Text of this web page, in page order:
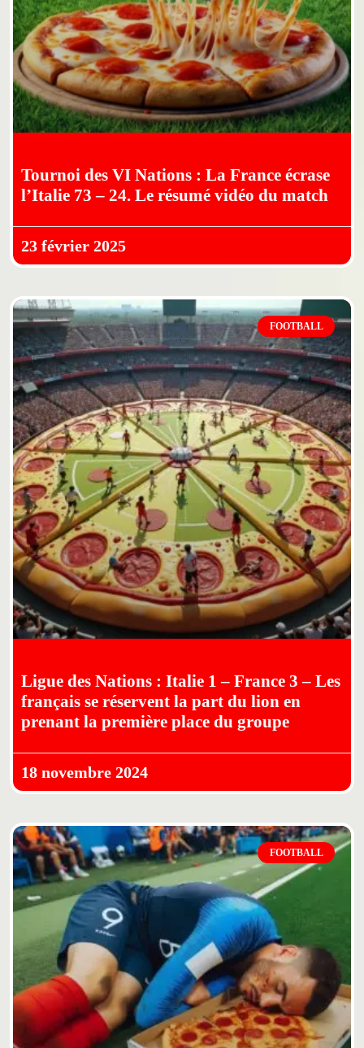
Tournoi des VI Nations : La France écrase
l’Italie 73 – 24. Le résumé vidéo du match
23 février 2025
FOOTBALL
Ligue des Nations : Italie 1 – France 3 – Les
français se réservent la part du lion en
prenant la première place du groupe
18 novembre 2024
FOOTBALL